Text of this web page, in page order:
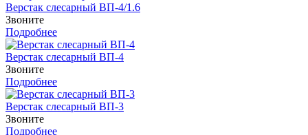
Верстак слесарный ВП-4/1.6
Звоните
Подробнее
Верстак слесарный ВП-4
Звоните
Подробнее
Верстак слесарный ВП-3
Звоните
Подробнее